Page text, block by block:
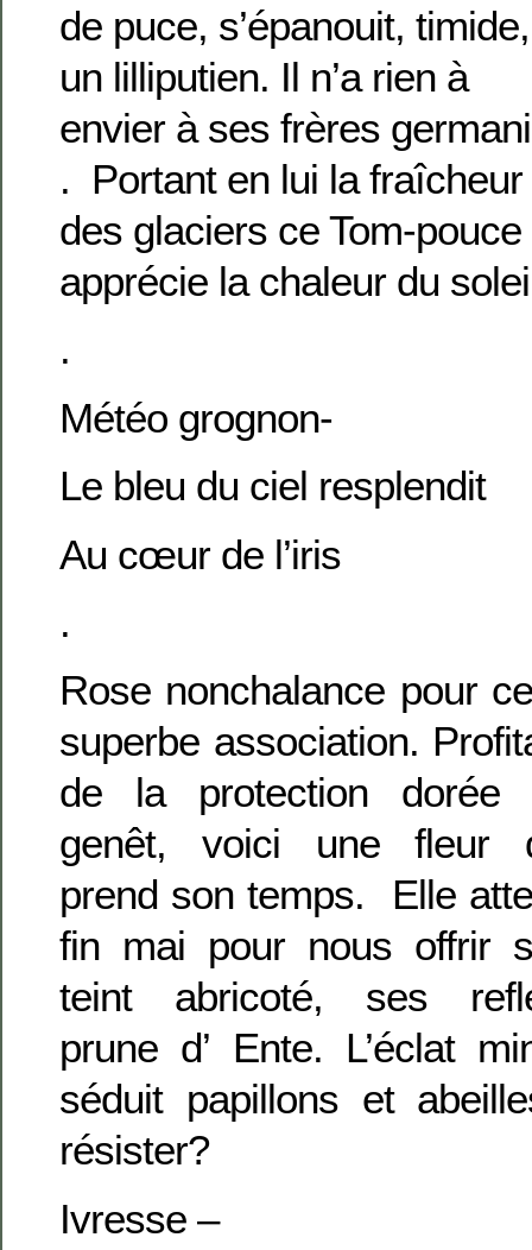
de puce, s’épanouit, timide,
un lilliputien. Il n’a rien à
envier à ses frères
. Portant en lui la fraîcheur
des glaciers ce Tom-pouce
apprécie la chaleur du
.
Météo grognon-
Le bleu du ciel resplendit
Au cœur de l’iris
.
Rose nonchalance pour
superbe association.
de la protection dorée
genêt, voici une fleur
prend son temps. Elle
fin mai pour nous offrir
teint abricoté, ses
prune d’ Ente. L’éclat
séduit papillons et
résister?
Ivresse –